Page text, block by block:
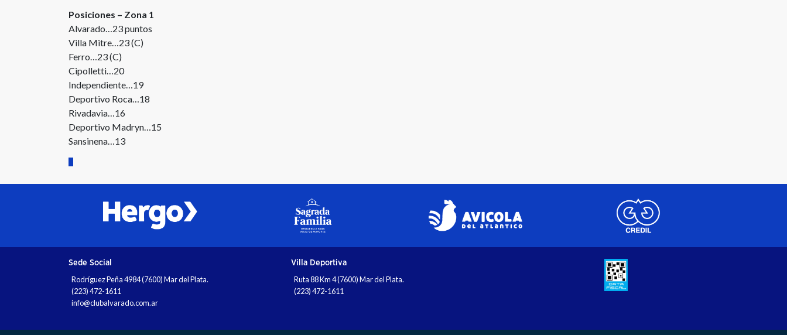
Posiciones – Zona 1
Alvarado…23 puntos
Villa Mitre…23 (C)
Ferro…23 (C)
Cipolletti…20
Independiente…19
Deportivo Roca…18
Rivadavia…16
Deportivo Madryn…15
Sansinena…13
Sede Social
Rodríguez Peña 4984 (7600) Mar del Plata.
(223) 472-1611
info@clubalvarado.com.ar
Villa Deportiva
Ruta 88 Km 4 (7600) Mar del Plata.
(223) 472-1611